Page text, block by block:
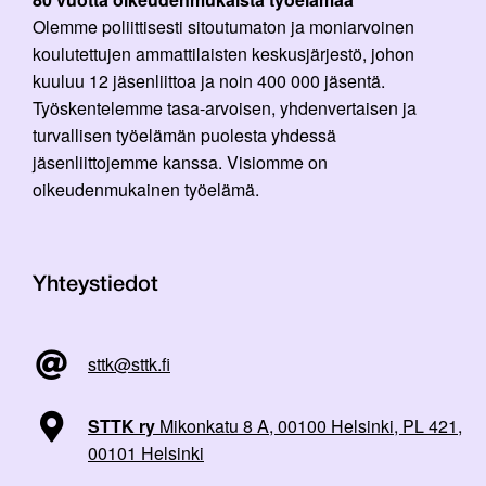
Olemme poliittisesti sitoutumaton ja moniarvoinen
koulutettujen ammattilaisten keskusjärjestö, johon
kuuluu 12 jäsenliittoa ja noin 400 000 jäsentä.
Työskentelemme tasa-arvoisen, yhdenvertaisen ja
turvallisen työelämän puolesta yhdessä
jäsenliittojemme kanssa. Visiomme on
oikeudenmukainen työelämä.
Yhteystiedot
sttk@sttk.fi
STTK ry Mikonkatu 8 A, 00100 Helsinki, PL 421,
00101 Helsinki